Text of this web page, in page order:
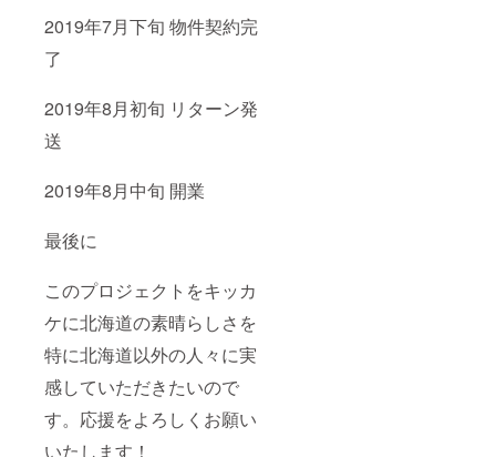
2019年7月下旬 物件契約完
了
2019年8月初旬 リターン発
送
2019年8月中旬 開業
最後に
このプロジェクトをキッカ
ケに北海道の素晴らしさを
特に北海道以外の人々に実
感していただきたいので
す。応援をよろしくお願い
いたします！